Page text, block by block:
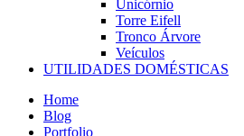
Unicórnio
Torre Eifell
Tronco Árvore
Veículos
UTILIDADES DOMÉSTICAS
Home
Blog
Portfolio